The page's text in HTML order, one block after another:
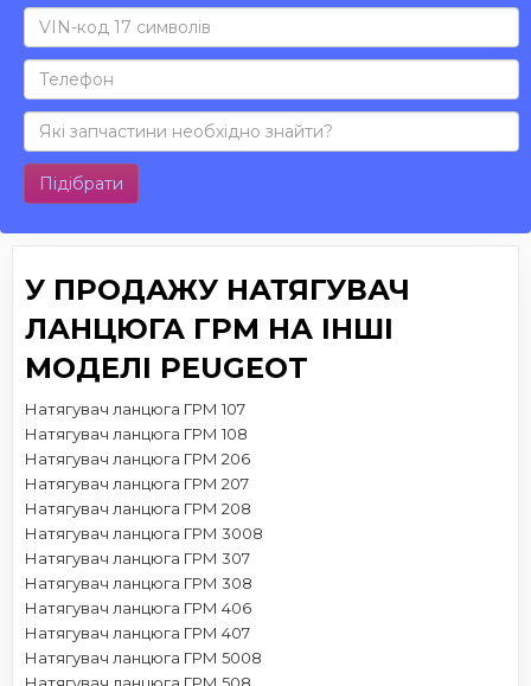
Підібрати
У ПРОДАЖУ НАТЯГУВАЧ
ЛАНЦЮГА ГРМ НА ІНШІ
МОДЕЛІ PEUGEOT
Натягувач ланцюга ГРМ 107
Натягувач ланцюга ГРМ 108
Натягувач ланцюга ГРМ 206
Натягувач ланцюга ГРМ 207
Натягувач ланцюга ГРМ 208
Натягувач ланцюга ГРМ 3008
Натягувач ланцюга ГРМ 307
Натягувач ланцюга ГРМ 308
Натягувач ланцюга ГРМ 406
Натягувач ланцюга ГРМ 407
Натягувач ланцюга ГРМ 5008
Натягувач ланцюга ГРМ 508